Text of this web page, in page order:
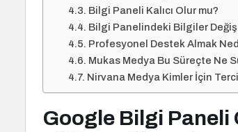
Bilgi Paneli Kalıcı Olur mu?
Bilgi Panelindeki Bilgiler
Profesyonel Destek Almak
Mukas Medya Bu Süreçte Ne
Nirvana Medya Kimler İçin
Google Bilgi